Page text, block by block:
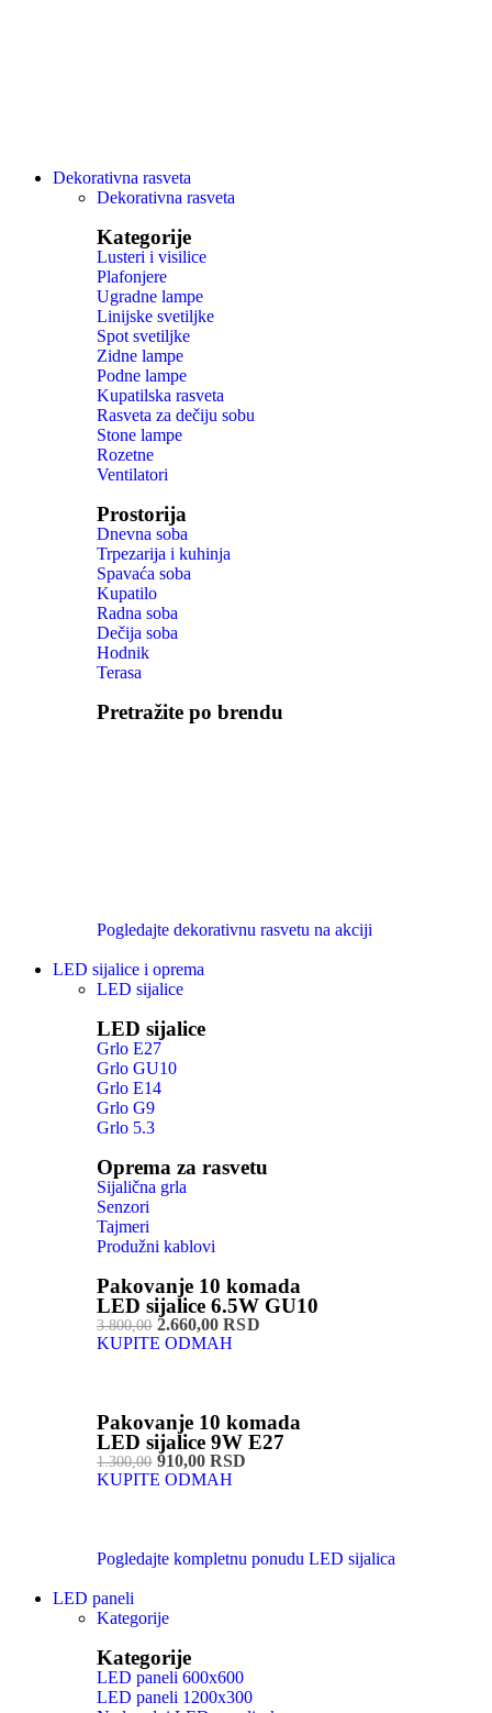
Dekorativna rasveta
Dekorativna rasveta
Kategorije
Lusteri i visilice
Plafonjere
Ugradne lampe
Linijske svetiljke
Spot svetiljke
Zidne lampe
Podne lampe
Kupatilska rasveta
Rasveta za dečiju sobu
Stone lampe
Rozetne
Ventilatori
Prostorija
Dnevna soba
Trpezarija i kuhinja
Spavaća soba
Kupatilo
Radna soba
Dečija soba
Hodnik
Terasa
Pretražite po brendu
Pogledajte dekorativnu rasvetu na akciji
LED sijalice i oprema
LED sijalice
LED sijalice
Grlo E27
Grlo GU10
Grlo E14
Grlo G9
Grlo 5.3
Oprema za rasvetu
Sijalična grla
Senzori
Tajmeri
Produžni kablovi
Pakovanje 10 komada
LED sijalice 6.5W GU10
3.800,002.660,00 RSD
KUPITE ODMAH
Pakovanje 10 komada
LED sijalice 9W E27
1.300,00910,00 RSD
KUPITE ODMAH
Pogledajte kompletnu ponudu LED sijalica
LED paneli
Kategorije
Kategorije
LED paneli 600x600
LED paneli 1200x300